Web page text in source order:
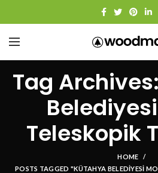
Tag
Teleskopik
HOME
POSTS TAGGED "KÜTAHYA BELEDIYESI